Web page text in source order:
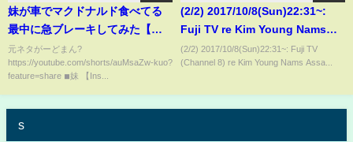
妹が車でマクドナルド食べてる
最中に急ブレーキしてみた【ド
ッキリ】 #shorts
元ネタがーどまん?
https://youtube.com/shorts/auMsaZw-kuo?
feature=share ◾︎妹 【Ins...
(2/2) 2017/10/8(Sun)22:31~:
Fuji TV re Kim Young Nams
Assassination
(2/2) 2017/10/8(Sun)22:31~: Fuji TV
(Channel 8) re Kim Young Nams Assa...
s